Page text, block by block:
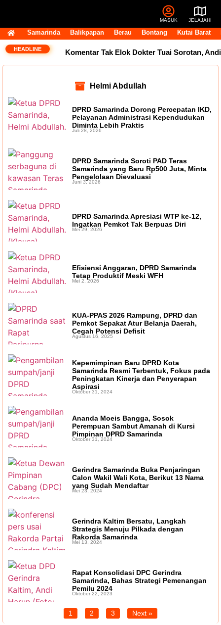
MASUK JELAJAHI
Samarinda Balikpapan Berau Bontang Kutai Barat
HEADLINE Komentar Tak Elok Dokter Tuai Sorotan, Andi
Usai Terpilih Aklamasi, Andi Satya Pasang
Target Golkar Kuasai DPRD Samarinda
Golkar Samarinda Segera Punya Nahkoda
Komentar Pegawai RSUD IA Moeis Tuai
Dana Transfer Rp2,5 Triliun Masih Tertahan,
Ruang Fiskal Kaltim Kian Terhimpit
Helmi Abdullah
DPRD Samarinda Dorong Percepatan IKD,
Pelayanan Administrasi Kependudukan
Diminta Lebih Praktis
Juli 28, 2026
DPRD Samarinda Soroti PAD Teras
Samarinda yang Baru Rp500 Juta, Minta
Pengelolaan Dievaluasi
Juni 3, 2026
DPRD Samarinda Apresiasi WTP ke-12,
Ingatkan Pemkot Tak Berpuas Diri
Mei 29, 2026
Efisiensi Anggaran, DPRD Samarinda
Tetap Produktif Meski WFH
Mei 2, 2026
KUA-PPAS 2026 Rampung, DPRD dan
Pemkot Sepakat Atur Belanja Daerah,
Cegah Potensi Defisit
Agustus 16, 2025
Kepemimpinan Baru DPRD Kota
Samarinda Resmi Terbentuk, Fokus pada
Peningkatan Kinerja dan Penyerapan
Aspirasi
Oktober 31, 2024
Ananda Moeis Bangga, Sosok
Perempuan Sambut Amanah di Kursi
Pimpinan DPRD Samarinda
Oktober 31, 2024
Gerindra Samarinda Buka Penjaringan
Calon Wakil Wali Kota, Berikut 13 Nama
yang Sudah Mendaftar
Mei 23, 2024
Gerindra Kaltim Bersatu, Langkah
Strategis Menuju Pilkada dengan
Rakorda Samarinda
Mei 13, 2024
Rapat Konsolidasi DPC Gerindra
Samarinda, Bahas Strategi Pemenangan
Pemilu 2024
Oktober 22, 2023
1 2 3 Next »